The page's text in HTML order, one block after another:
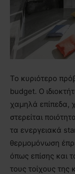
Το κυριότερο
budget. Ο
χαμηλά επίπεδα,
στερείται
τα ενεργειακά
θερμομόνωση
όπως επίσης και
τους τοίχους της